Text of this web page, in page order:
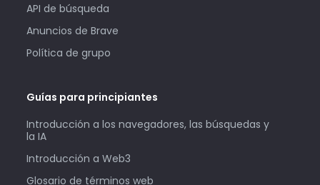
API de búsqueda
Anuncios de Brave
Política de grupo
Guías para principiantes
Introducción a los navegadores, las búsquedas y
la IA
Introducción a Web3
Glosario de términos web